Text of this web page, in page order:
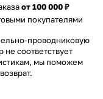
от 100 000 ₽
покупателями
проводниковую
соответствует
мы поможем